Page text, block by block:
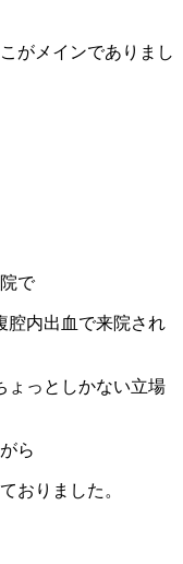
がメインでありまし
で
腔内出血で来院され
ょっとしかない立場
ら
おりました。